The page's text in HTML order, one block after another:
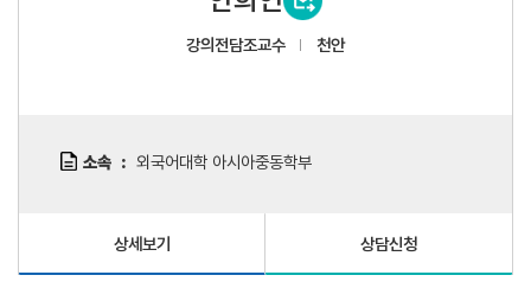
강의전담조교수 천안
소속 외국어대학 아시아중동학부
상세보기 상담신청